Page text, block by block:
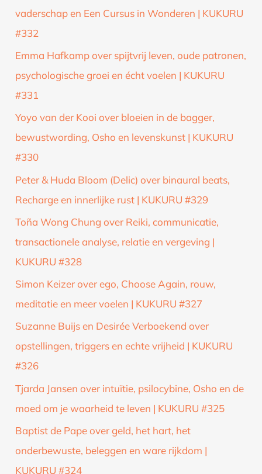
a
vaderschap en Een Cursus in Wonderen | KUKURU
#332
Emma Hafkamp over spijtvrij leven, oude patronen,
psychologische groei en écht voelen | KUKURU
#331
Yoyo van der Kooi over bloeien in de bagger,
bewustwording, Osho en levenskunst | KUKURU
#330
Peter & Huda Bloom (Delic) over binaural beats,
Recharge en innerlijke rust | KUKURU #329
Toña Wong Chung over Reiki, communicatie,
transactionele analyse, relatie en vergeving |
KUKURU #328
Simon Keizer over ego, Choose Again, rouw,
meditatie en meer voelen | KUKURU #327
Suzanne Buijs en Desirée Verboekend over
opstellingen, triggers en echte vrijheid | KUKURU
#326
Tjarda Jansen over intuïtie, psilocybine, Osho en de
moed om je waarheid te leven | KUKURU #325
Baptist de Pape over geld, het hart, het
onderbewuste, beleggen en ware rijkdom |
KUKURU #324